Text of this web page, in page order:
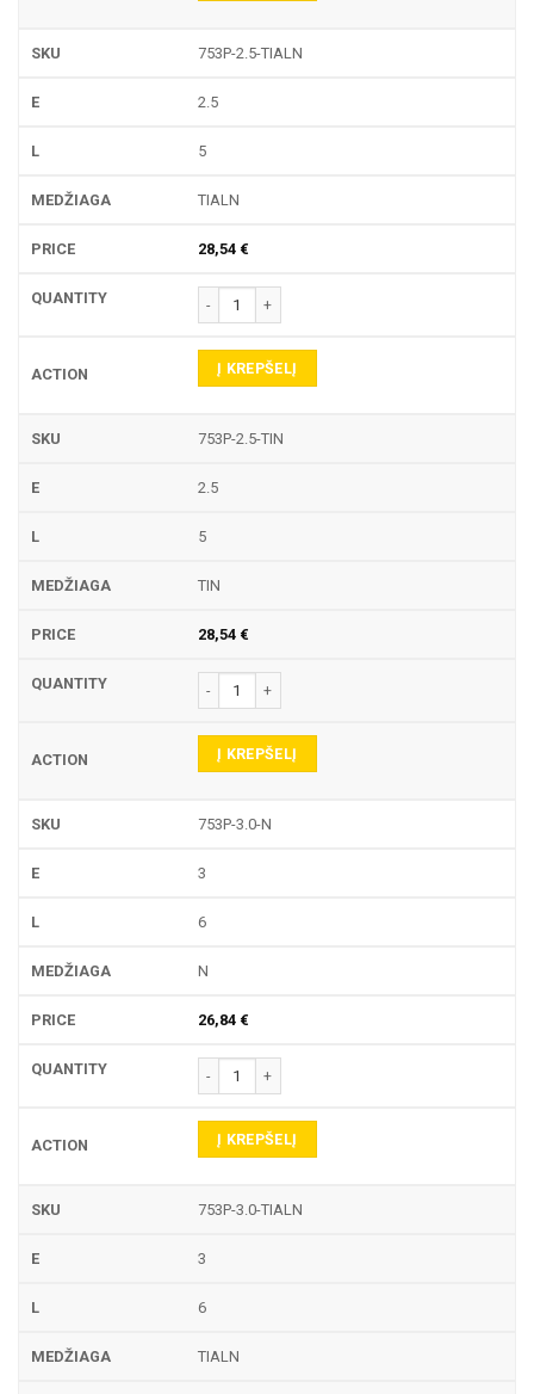
753P-2.5-TIALN
2.5
5
TIALN
28,54 €
produkto kiekis: 753P TEKINIMO PLOKŠTELĖ
Į KREPŠELĮ
753P-2.5-TIN
2.5
5
TIN
28,54 €
produkto kiekis: 753P TEKINIMO PLOKŠTELĖ
Į KREPŠELĮ
753P-3.0-N
3
6
N
26,84 €
produkto kiekis: 753P TEKINIMO PLOKŠTELĖ
Į KREPŠELĮ
753P-3.0-TIALN
3
6
TIALN